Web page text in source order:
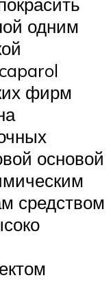
одним
фирм
основой
средством